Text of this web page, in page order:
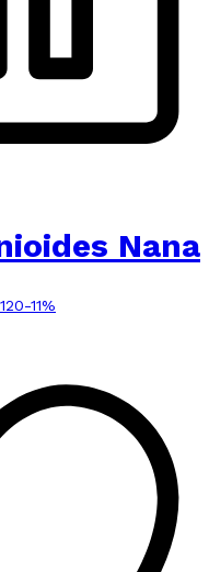
Nana
-11%